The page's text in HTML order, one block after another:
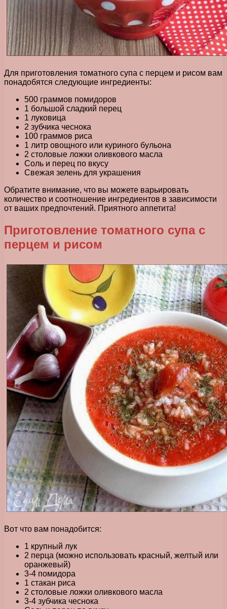
Для приготовления томатного супа с перцем и рисом вам
понадобятся следующие ингредиенты:
500 граммов помидоров
1 большой сладкий перец
1 луковица
2 зубчика чеснока
100 граммов риса
1 литр овощного или куриного бульона
2 столовые ложки оливкового масла
Соль и перец по вкусу
Свежая зелень для украшения
Обратите внимание, что вы можете варьировать
количество и соотношение ингредиентов в зависимости
от ваших предпочтений. Приятного аппетита!
Приготовление томатного супа с
перцем и рисом
Вот что вам понадобится:
1 крупный лук
2 перца (можно использовать красный, желтый или
оранжевый)
3-4 помидора
1 стакан риса
2 столовые ложки оливкового масла
3-4 зубчика чеснока